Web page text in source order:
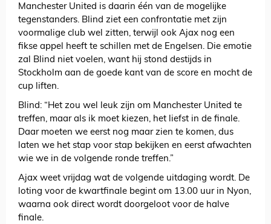
Manchester United is daarin één van de mogelijke
tegenstanders. Blind ziet een confrontatie met zijn
voormalige club wel zitten, terwijl ook Ajax nog een
fikse appel heeft te schillen met de Engelsen. Die emotie
zal Blind niet voelen, want hij stond destijds in
Stockholm aan de goede kant van de score en mocht de
cup liften.
Blind: “Het zou wel leuk zijn om Manchester United te
treffen, maar als ik moet kiezen, het liefst in de finale.
Daar moeten we eerst nog maar zien te komen, dus
laten we het stap voor stap bekijken en eerst afwachten
wie we in de volgende ronde treffen.”
Ajax weet vrijdag wat de volgende uitdaging wordt. De
loting voor de kwartfinale begint om 13.00 uur in Nyon,
waarna ook direct wordt doorgeloot voor de halve
finale.